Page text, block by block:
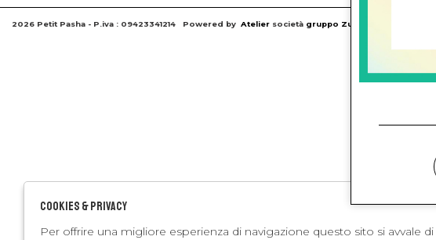
2026 Petit Pasha - P.iva : 09423341214 Powered by Atelier società gruppo Zucchetti
Cookies & Privacy
Per offrire una migliore esperienza di navigazione questo sito si